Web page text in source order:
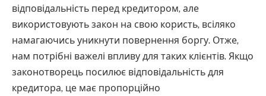
відповідальність перед кредитором, але
використовують закон на свою користь, всіляко
намагаючись уникнути повернення боргу. Отже,
нам потрібні важелі впливу для таких клієнтів. Якщо
законотворець посилює відповідальність для
кредитора, це має пропорційно